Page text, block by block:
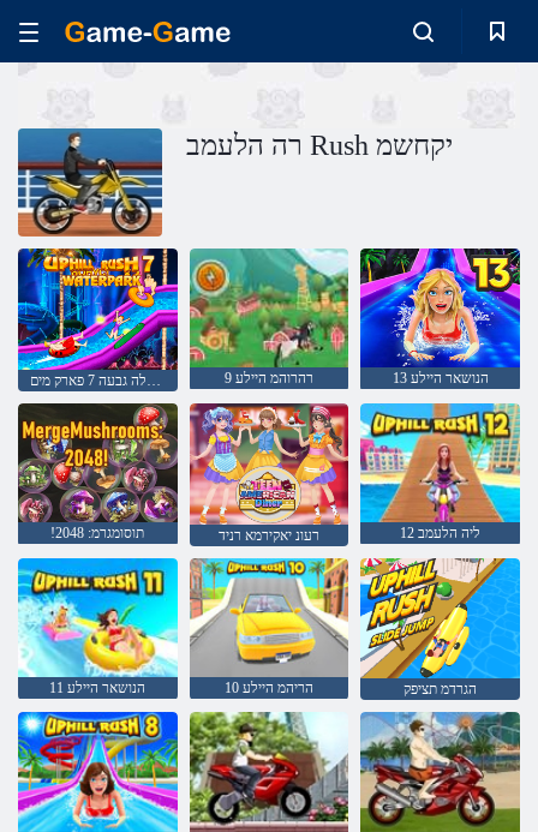
רה הלעמב Rush יקחשמ
מירוץ במעלה גבעה 7 פארק מים 9 רהרוהמ היילע 13 הנושאר היילע
!2048 :תוסומגרמ רעונ יאקירמא רניד 12 ליה הלעמב
11 הנושאר היילע 10 הריהמ היילע הגרדמ תציפק